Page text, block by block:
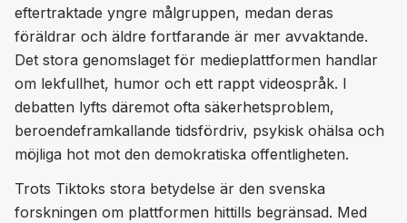
eftertraktade yngre målgruppen, medan deras
föräldrar och äldre fortfarande är mer avvaktande.
Det stora genomslaget för medieplattformen handlar
om lekfullhet, humor och ett rappt videospråk. I
debatten lyfts däremot ofta säkerhetsproblem,
beroendeframkallande tidsfördriv, psykisk ohälsa och
möjliga hot mot den demokratiska offentligheten.
Trots Tiktoks stora betydelse är den svenska
forskningen om plattformen hittills begränsad. Med